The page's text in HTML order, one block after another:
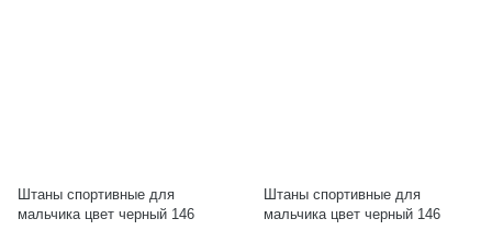
Штаны спортивные для
мальчика цвет черный 146
Штаны спортивные для
мальчика цвет черный 146